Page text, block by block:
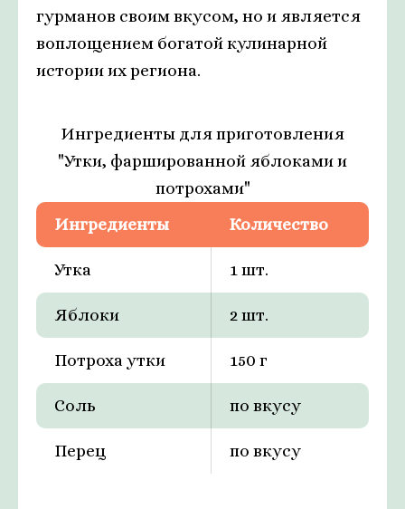
гурманов своим вкусом, но и является
воплощением богатой кулинарной
истории их региона.
Ингредиенты для приготовления
"Утки, фаршированной яблоками и
потрохами"
Ингредиенты
Количество
Утка 1 шт.
Яблоки 2 шт.
Потроха утки 150 г
Соль по вкусу
Перец по вкусу